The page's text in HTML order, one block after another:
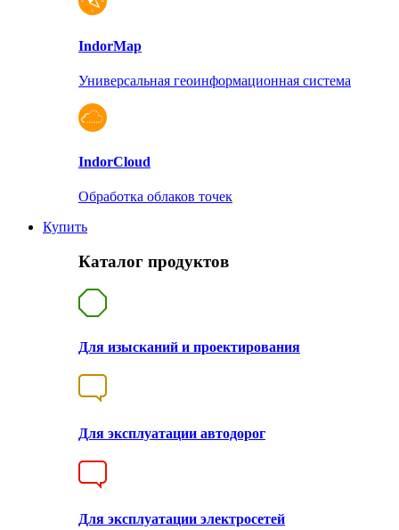
IndorMap
Универсальная геоинформационная система
IndorCloud
Обработка облаков точек
Купить
Каталог продуктов
Для изысканий и проектирования
Для эксплуатации автодорог
Для эксплуатации электросетей